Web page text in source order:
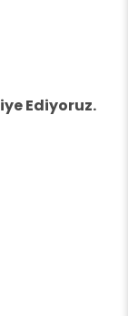
Ediyoruz.